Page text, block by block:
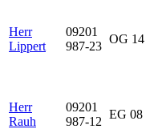
Herr
Lippert
09201
987-23
OG 14
Herr
Rauh
09201
987-12
EG 08